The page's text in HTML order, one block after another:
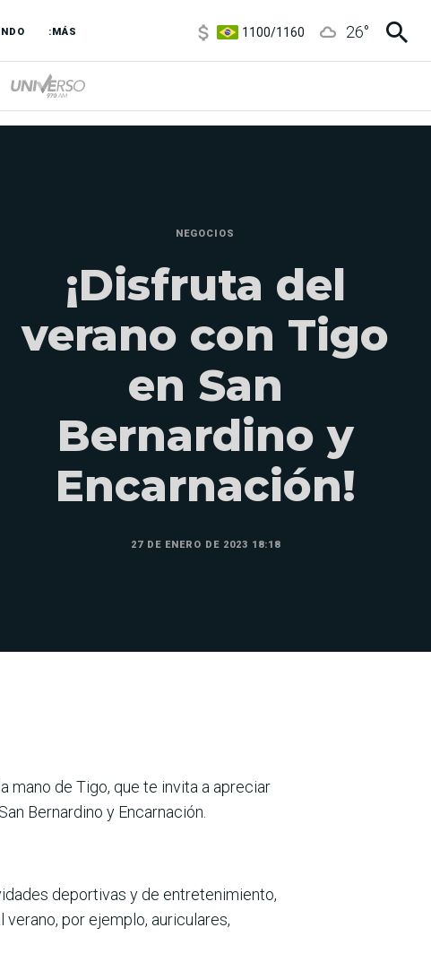
:MÁS
3,8/4
26°
NEGOCIOS
¡Disfruta del
verano con Tigo
en San
Bernardino y
Encarnación!
27 DE ENERO DE 2023 18:18
mano de Tigo, que te invita a apreciar
Bernardino y Encarnación.
deportivas y de entretenimiento,
por ejemplo, auriculares,